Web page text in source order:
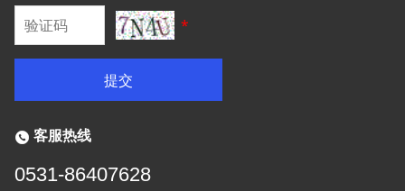
*
提交
客服热线
0531-86407628